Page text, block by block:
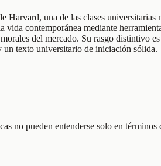
una de las clases universitarias
contemporánea mediante
del mercado. Su rasgo distintivo
un texto universitario de iniciación sólida.
no pueden entenderse solo en